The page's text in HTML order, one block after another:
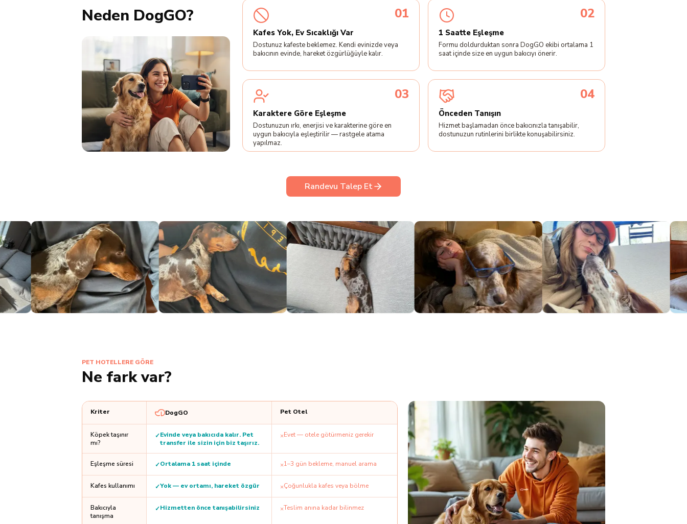
Neden DogGO? 01
Kafes Yok, Ev Sıcaklığı Var
Dostunuz kafeste beklemez. Kendi evinizde veya
bakıcının evinde, hareket özgürlüğüyle kalır.
02
1 Saatte Eşleşme
Formu doldurduktan sonra DogGO ekibi ortalama 1
saat içinde size en uygun bakıcıyı önerir.
03
Karaktere Göre Eşleşme
Dostunuzun ırkı, enerjisi ve karakterine göre en
uygun bakıcıyla eşleştirilir — rastgele atama
yapılmaz.
04
Önceden Tanışın
Hizmet başlamadan önce bakıcınızla tanışabilir,
dostunuzun rutinlerini birlikte konuşabilirsiniz.
Randevu Talep Et
PET HOTELLERE GÖRE
Ne fark var?
Kriter DogGO Pet Otel
Köpek taşınır
mı?
✓Evinde veya bakıcıda kalır. Pet
transfer ile sizin için biz taşırız.
×Evet — otele götürmeniz gerekir
Eşleşme süresi ✓Ortalama 1 saat içinde ×1–3 gün bekleme, manuel arama
Kafes kullanımı ✓Yok — ev ortamı, hareket özgür ×Çoğunlukla kafes veya bölme
Bakıcıyla
tanışma
✓Hizmetten önce tanışabilirsiniz ×Teslim anına kadar bilinmez